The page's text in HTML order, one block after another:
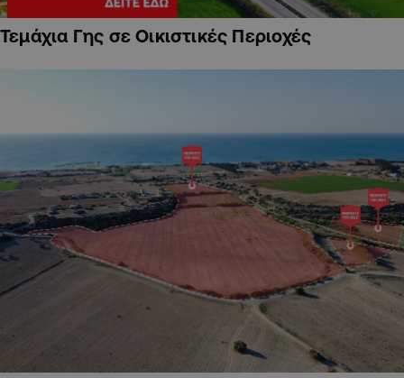
Τεμάχια Γης σε Οικιστικές Περιοχές